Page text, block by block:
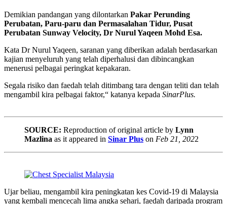
Demikian pandangan yang dilontarkan Pakar Perunding
Perubatan, Paru-paru dan Permasalahan Tidur, Pusat
Perubatan Sunway Velocity, Dr Nurul Yaqeen Mohd Esa.
Kata Dr Nurul Yaqeen, saranan yang diberikan adalah berdasarkan
kajian menyeluruh yang telah diperhalusi dan dibincangkan
menerusi pelbagai peringkat kepakaran.
Segala risiko dan faedah telah ditimbang tara dengan teliti dan telah
mengambil kira pelbagai faktor,“ katanya kepada SinarPlus.
SOURCE: Reproduction of original article by Lynn
Mazlina as it appeared in Sinar Plus on Feb 21, 2022
Ujar beliau, mengambil kira peningkatan kes Covid-19 di Malaysia
yang kembali mencecah lima angka sehari, faedah daripada program